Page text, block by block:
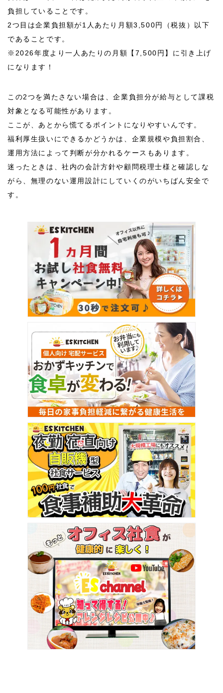
負担していることです。
2つ目は企業負担額が1人あたり月額3,500円（税抜）以下
であることです。
※ 2026年度より一人あたりの月額【7,500円】に引き上げ
になります！
この2つを満たさない場合は、企業負担分が給与として課税
対象となる可能性があります。
ここが、あとから慌てるポイントになりやすいんです。
福利厚生扱いにできるかどうかは、企業規模や負担割合、
運用方法によって判断が分かれるケースもあります。
迷ったときは、社内の会計方針や顧問税理士様と確認しな
がら、無理のない運用設計にしていくのがいちばん安全で
す。